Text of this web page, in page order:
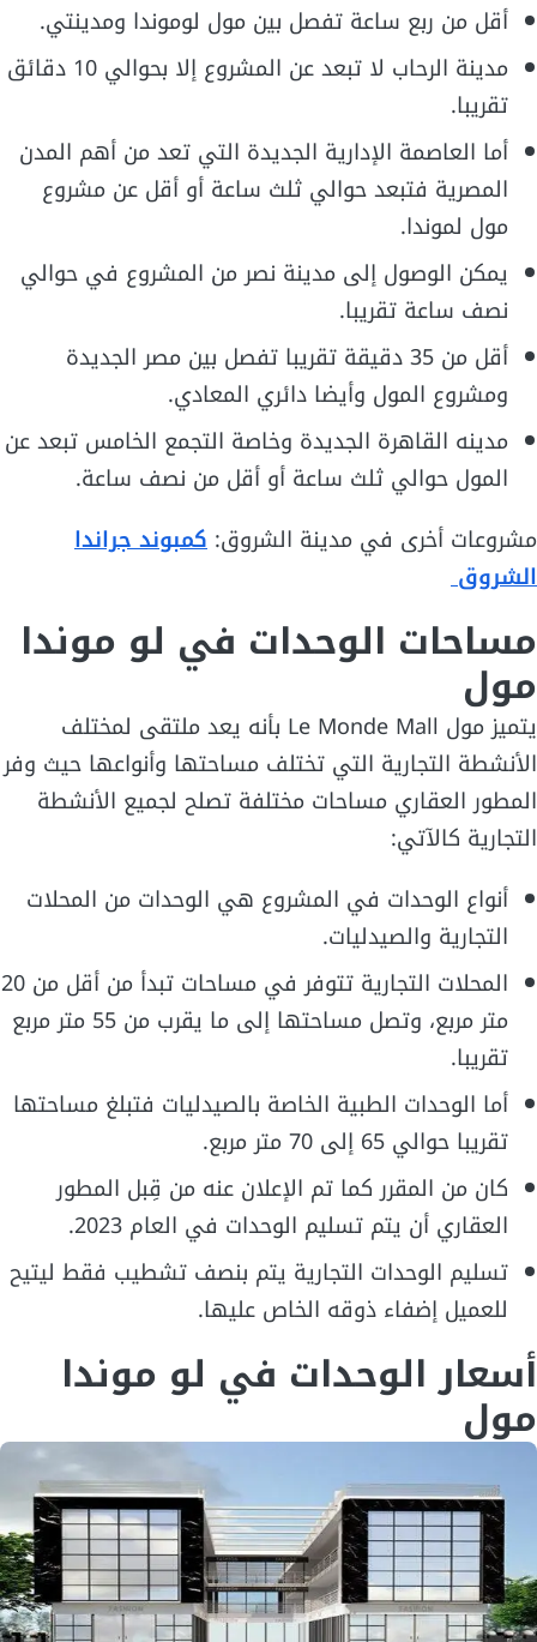
أقل من ربع ساعة تفصل بين مول لوموندا ومدينتي.
مدينة الرحاب لا تبعد عن المشروع إلا بحوالي 10 دقائق
تقريبا.
أما العاصمة الإدارية الجديدة التي تعد من أهم المدن
المصرية فتبعد حوالي ثلث ساعة أو أقل عن مشروع
مول لموندا.
يمكن الوصول إلى مدينة نصر من المشروع في حوالي
نصف ساعة تقريبا.
أقل من 35 دقيقة تقريبا تفصل بين مصر الجديدة
ومشروع المول وأيضا دائري المعادي.
مدينه القاهرة الجديدة وخاصة التجمع الخامس تبعد عن
المول حوالي ثلث ساعة أو أقل من نصف ساعة.
مشروعات أخرى في مدينة الشروق: كمبوند جراندا
الشروق
مساحات الوحدات في لو موندا
مول
يتميز مول Le Monde Mall بأنه يعد ملتقى لمختلف
الأنشطة التجارية التي تختلف مساحتها وأنواعها حيث وفر
المطور العقاري مساحات مختلفة تصلح لجميع الأنشطة
التجارية كالآتي:
أنواع الوحدات في المشروع هي الوحدات من المحلات
التجارية والصيدليات.
المحلات التجارية تتوفر في مساحات تبدأ من أقل من 20
متر مربع، وتصل مساحتها إلى ما يقرب من 55 متر مربع
تقريبا.
أما الوحدات الطبية الخاصة بالصيدليات فتبلغ مساحتها
تقريبا حوالي 65 إلى 70 متر مربع.
كان من المقرر كما تم الإعلان عنه من قِبل المطور
العقاري أن يتم تسليم الوحدات في العام 2023.
تسليم الوحدات التجارية يتم بنصف تشطيب فقط ليتيح
للعميل إضفاء ذوقه الخاص عليها.
أسعار الوحدات في لو موندا
مول